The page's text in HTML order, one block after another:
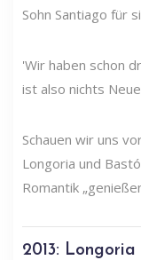
Sohn Santiago für
'Wir haben schon
ist also nichts
Schauen wir uns
Longoria und
Romantik
2013: